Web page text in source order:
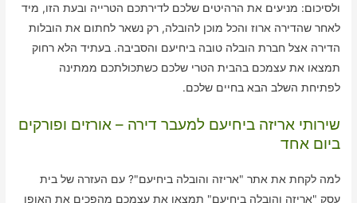
ולסיכום: מניעים את הרהיטים שלכם לדירתכם הטרייה ובעת הזו, מיד
לאחר שהדירה ארוז והכל מוכן להובלה, רק נשאר לחתום את הובלות
הדירה אצל חברת הובלה טובה ביחיעם והסביבה. בעתיד הלא רחוק
תמצאו את עצמכם בהבית הטרי שלכם כשתכולתכם ממתינה
לפתיחת השלב הבא בחיים שלכם.
שירותי אריזה ביחיעם למעבר דירה – אורזים ופורקים
ביום אחד
למה לקחת את אתר "אריזה והובלה ביחיעם"? עם העזרה של בית
עסק "אריזה והובלה ביחיעם" תמצאו את עצמכם מהפכים את האופן